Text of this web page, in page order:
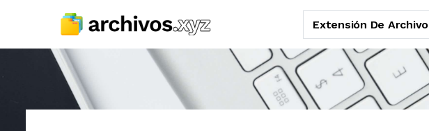
Extensión De Archivo